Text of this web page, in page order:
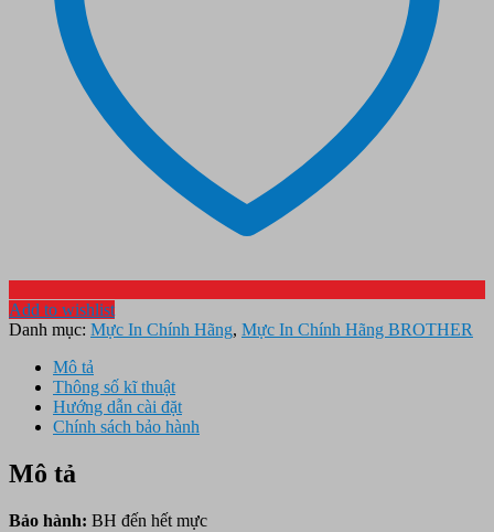
Add to wishlist
Danh mục: Mực In Chính Hãng, Mực In Chính Hãng BROTHER
Mô tả
Thông số kĩ thuật
Hướng dẫn cài đặt
Chính sách bảo hành
Mô tả
Bảo hành: BH đến hết mực